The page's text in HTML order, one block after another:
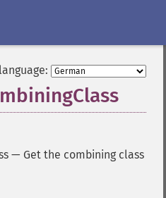
— Get the combining class